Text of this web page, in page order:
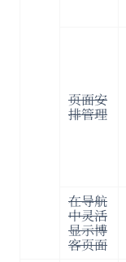
页面安
排管理
在导航
中灵活
显示博
客页面